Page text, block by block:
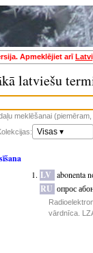
Apmeklējiet arī
latviešu
meklēšanai
Visas ▾
LV abonenta
RU опрос
vārdnīca.